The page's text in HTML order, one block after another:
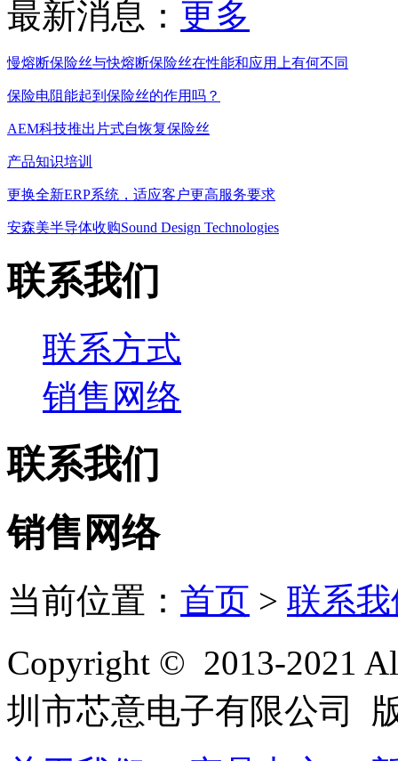
最新消息： 更多
慢熔断保险丝与快熔断保险丝在性能和应用上有何不同
保险电阻能起到保险丝的作用吗？
AEM科技推出片式自恢复保险丝
产品知识培训
更换全新ERP系统，适应客户更高服务要求
安森美半导体收购Sound Design Technologies
联系我们
联系方式
销售网络
联系我们
销售网络
当前位置： 首页 > 联系
Copyright © 2013-2021
圳市芯意电子有限公司